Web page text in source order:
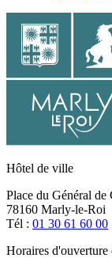
Hôtel de ville
Place du Général de
78160 Marly-le-Roi
Tél : 01 30 61 60 00
Horaires d'ouverture